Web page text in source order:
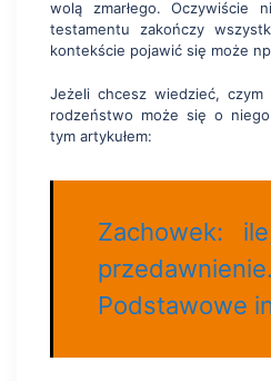
wolą zmarłego. Oczywiście
testamentu zakończy
kontekście pojawić się może
Jeżeli chcesz wiedzieć,
rodzeństwo może się o
tym artykułem:
Zachowek:
przedawnienie.
Podstawowe